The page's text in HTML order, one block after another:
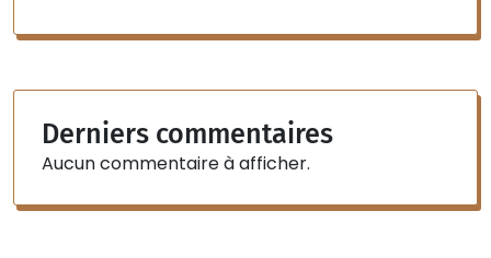
Derniers commentaires
Aucun commentaire à afficher.